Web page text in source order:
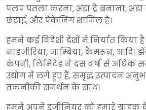
पलप पतला करना, अंडा ट्रे बनाना, अंडा
छंटाई, और पैकेजिंग शामिल है।
हमने कई विदेशी देशों में निर्यात किया
नाइजीरिया, जाम्बिया, कैमरून, आदि।
कंपनी, लिमिटेड ने दस वर्षों से अधिक
उद्योग में लगे हुए हैं, समृद्ध उत्पादन
तकनीकी समर्थन के साथ।
हमने अपने इंजीनियर को हमारे